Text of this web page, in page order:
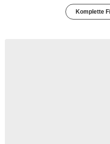
Komplette